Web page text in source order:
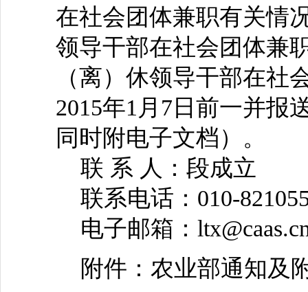
在社会团体兼职有关情
领导干部在社会团体兼
（离）休领导干部在社
2015年1月7日前一并报
同时附电子文档）。
联 系 人：段成立
联系电话：010-
电子邮箱：
附件：农业部通知及